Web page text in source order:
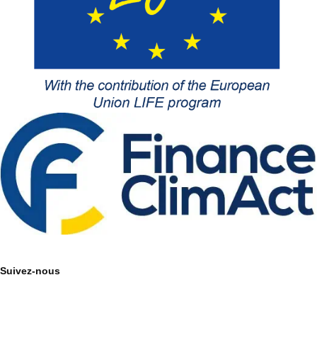
Suivez-nous